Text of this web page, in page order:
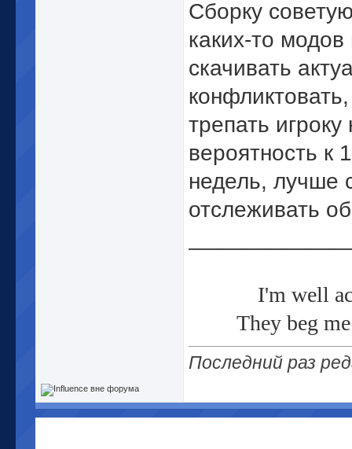
Сборку
каких-то
скачивать
трепать
вероятность к
недель, лучше
отслеживать
I'm well
They beg
Последний раз